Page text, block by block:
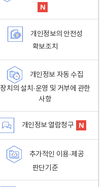
개인정보의 안전성
확보조치
개인정보 자동 수집
장치의 설치·운영 및 거부에 관한
사항
개인정보 열람청구
추가적인 이용·제공
판단기준